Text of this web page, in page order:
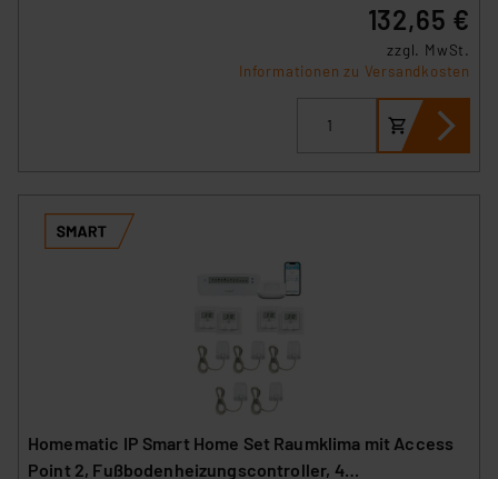
132,65 €
zzgl. MwSt.
Informationen zu Versandkosten
Homematic IP Smart Home Set Raumklima mit Access
Point 2, Fußbodenheizungscontroller, 4